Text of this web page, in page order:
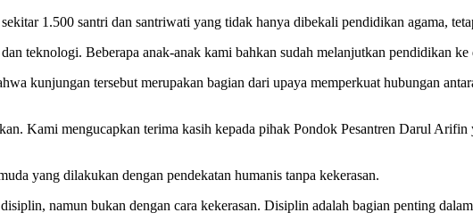
1.500 santri dan santriwati yang tidak hanya dibekali pendidikan agama,
teknologi. Beberapa anak-anak kami bahkan sudah melanjutkan pendidikan
kunjungan tersebut merupakan bagian dari upaya memperkuat hubungan
Kami mengucapkan terima kasih kepada pihak Pondok Pesantren Darul
yang dilakukan dengan pendekatan humanis tanpa kekerasan.
namun bukan dengan cara kekerasan. Disiplin adalah bagian penting